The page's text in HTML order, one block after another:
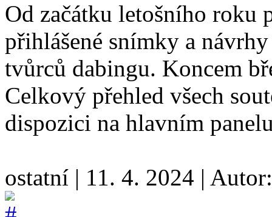
Od začátku letošního roku
přihlášené snímky a
tvůrců dabingu. Koncem
Celkový přehled všech
dispozici na hlavním
ostatní | 11. 4. 2024 |